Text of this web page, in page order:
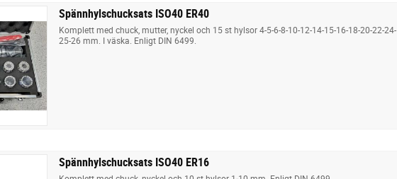
Spännhylschucksats ISO40 ER40
Komplett med chuck, mutter, nyckel och 15 st hylsor 4-5-6-8-10-12-14-15-16-18-20-22-24-
25-26 mm. I väska. Enligt DIN 6499.
Spännhylschucksats ISO40 ER16